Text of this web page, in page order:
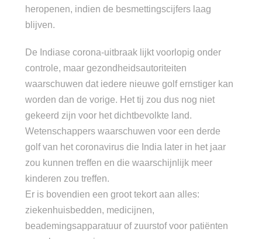
heropenen, indien de besmettingscijfers laag
blijven.
De Indiase corona-uitbraak lijkt voorlopig onder
controle, maar gezondheidsautoriteiten
waarschuwen dat iedere nieuwe golf ernstiger kan
worden dan de vorige. Het tij zou dus nog niet
gekeerd zijn voor het dichtbevolkte land.
Wetenschappers waarschuwen voor een derde
golf van het coronavirus die India later in het jaar
zou kunnen treffen en die waarschijnlijk meer
kinderen zou treffen.
Er is bovendien een groot tekort aan alles:
ziekenhuisbedden, medicijnen,
beademingsapparatuur of zuurstof voor patiënten